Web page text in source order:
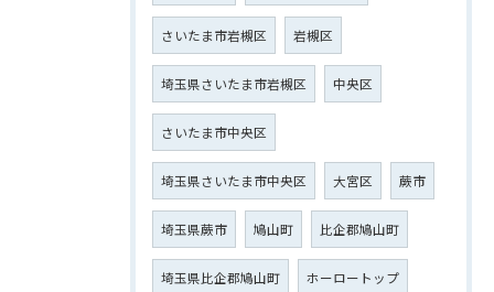
さいたま市岩槻区 岩槻区
埼玉県さいたま市岩槻区 中央区
さいたま市中央区
埼玉県さいたま市中央区 大宮区 蕨市
埼玉県蕨市 鳩山町 比企郡鳩山町
埼玉県比企郡鳩山町 ホーロートップ